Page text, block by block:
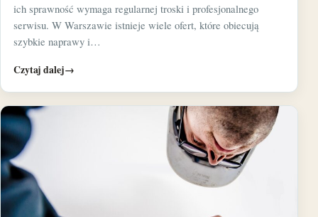
ich sprawność wymaga regularnej troski i profesjonalnego
serwisu. W Warszawie istnieje wiele ofert, które obiecują
szybkie naprawy i…
Czytaj dalej→